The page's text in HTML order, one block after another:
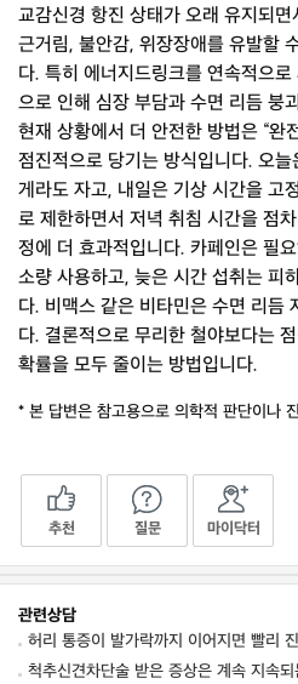
교감신경 항진 상태가 오래 유지되
근거림, 불안감, 위장장애를 유발할
다. 특히 에너지드링크를 연속적으
으로 인해 심장 부담과 수면 리듬 붕
현재 상황에서 더 안전한 방법은 “완
점진적으로 당기는 방식입니다. 오
게라도 자고, 내일은 기상 시간을 고
로 제한하면서 저녁 취침 시간을 점
정에 더 효과적입니다. 카페인은 필
소량 사용하고, 늦은 시간 섭취는 피
다. 비맥스 같은 비타민은 수면 리듬
다. 결론적으로 무리한 철야보다는
확률을 모두 줄이는 방법입니다.
* 본 답변은 참고용으로 의학적 판단이나
추천 질문 마이닥터
관련상담
허리 통증이 발가락까지 이어지면 빨리
척추신견차단술 받은 증상은 계속 지속